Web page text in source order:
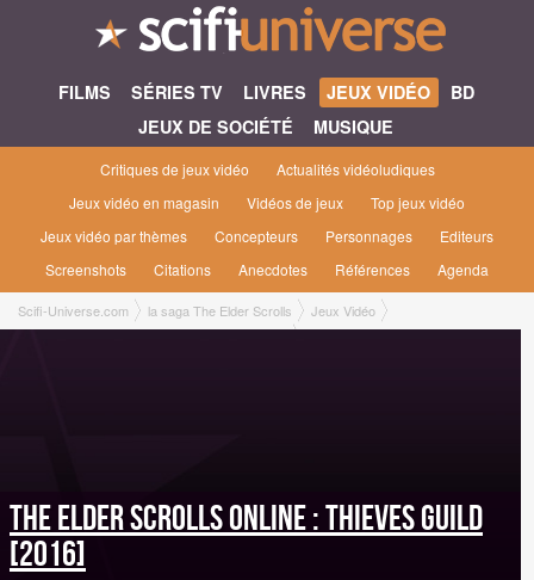
FILMS SÉRIES TV LIVRES JEUX VIDÉO
BD
JEUX DE SOCIÉTÉ
MUSIQUE
Critiques de jeux vidéo
Actualités vidéoludiques
Jeux vidéo en magasin
Vidéos de jeux
Top jeux vidéo
Jeux vidéo par thèmes
Concepteurs Personnages
Editeurs
Screenshots
Citations Anecdotes Références Agenda
Scifi-Universe.com la saga The Elder Scrolls
Jeux Vidéo
The Elder Scrolls Online : Thieves Guild [2016]
The Elder Scrolls Online : Thieves Guild
[2016]